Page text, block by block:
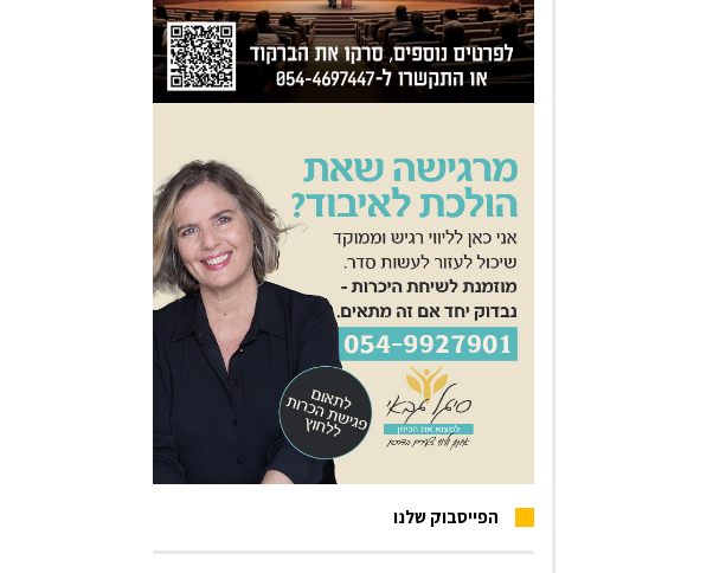
הפייסבוק שלנו